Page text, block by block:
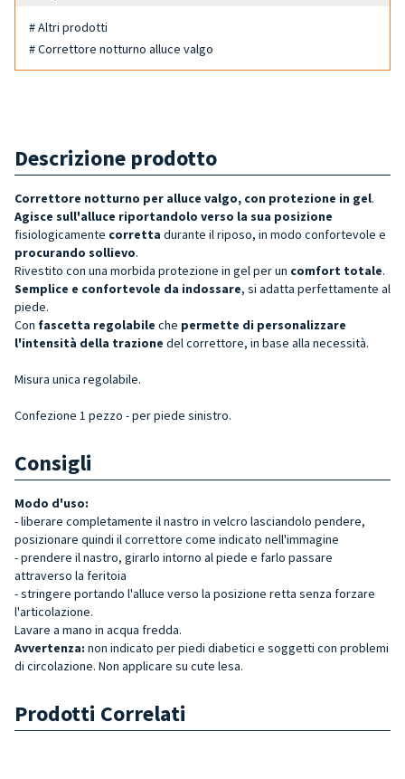
# Altri prodotti
# Correttore notturno alluce valgo
Descrizione prodotto
Correttore notturno per alluce valgo, con protezione in gel.
Agisce sull'alluce riportandolo verso la sua posizione
fisiologicamente corretta durante il riposo, in modo confortevole e
procurando sollievo.
Rivestito con una morbida protezione in gel per un comfort totale.
Semplice e confortevole da indossare, si adatta perfettamente al
piede.
Con fascetta regolabile che permette di personalizzare
l'intensità della trazione del correttore, in base alla necessità.
Misura unica regolabile.
Confezione 1 pezzo -per piede sinistro.
Consigli
Modo d'uso:
- liberare completamente il nastro in velcro lasciandolo pendere,
posizionare quindi il correttore come indicato nell'immagine
- prendere il nastro, girarlo intorno al piede e farlo passare
attraverso la feritoia
- stringere portando l'alluce verso la posizione retta senza forzare
l'articolazione.
Lavare a mano in acqua fredda.
Avvertenza: non indicato per piedi diabetici e soggetti con problemi
di circolazione. Non applicare su cute lesa.
Prodotti Correlati